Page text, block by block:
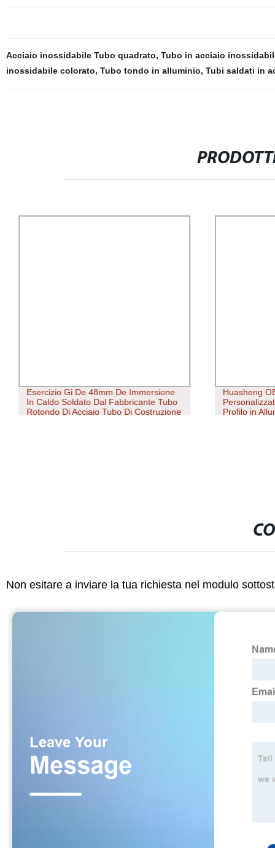
Acciaio inossidabile Tubo quadrato, Tubo in acciaio
inossidabile colorato, Tubo tondo in alluminio, Tubi saldati in
Esercizio Gi De 48mm De Immersione
In Caldo Soldato Dal Fabbricante Tubo
Rotondo Di Acciaio Tubo Di Costruzione
Huasheng
Profilo in
Non esitare a inviare la tua richiesta nel modulo